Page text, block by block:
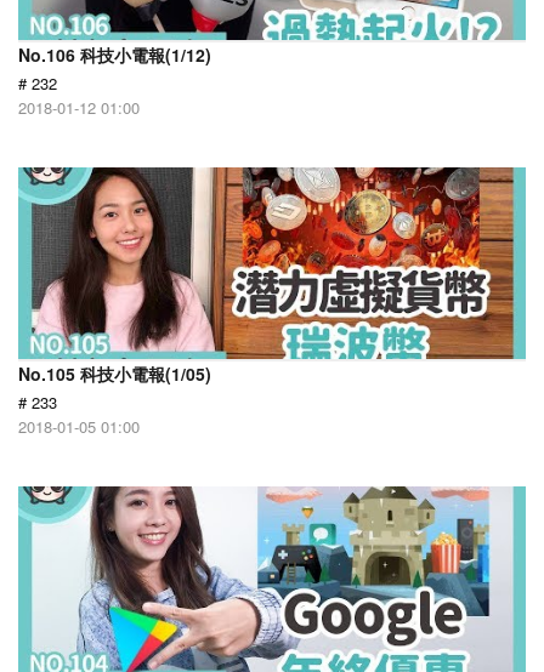
No.106 科技小電報(1/12)
# 232
2018-01-12 01:00
No.105 科技小電報(1/05)
# 233
2018-01-05 01:00